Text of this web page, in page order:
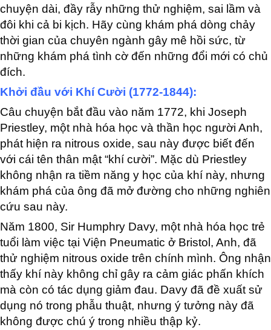
chuyện dài, đầy rẫy những thử nghiệm, sai lầm và
đôi khi cả bi kịch. Hãy cùng khám phá dòng chảy
thời gian của chuyên ngành gây mê hồi sức, từ
những khám phá tình cờ đến những đổi mới có chủ
đích.
Khởi đầu với Khí Cười (1772-1844):
Câu chuyện bắt đầu vào năm 1772, khi Joseph
Priestley, một nhà hóa học và thần học người Anh,
phát hiện ra nitrous oxide, sau này được biết đến
với cái tên thân mật “khí cười”. Mặc dù Priestley
không nhận ra tiềm năng y học của khí này, nhưng
khám phá của ông đã mở đường cho những nghiên
cứu sau này.
Năm 1800, Sir Humphry Davy, một nhà hóa học trẻ
tuổi làm việc tại Viện Pneumatic ở Bristol, Anh, đã
thử nghiệm nitrous oxide trên chính mình. Ông nhận
thấy khí này không chỉ gây ra cảm giác phấn khích
mà còn có tác dụng giảm đau. Davy đã đề xuất sử
dụng nó trong phẫu thuật, nhưng ý tưởng này đã
không được chú ý trong nhiều thập kỷ.